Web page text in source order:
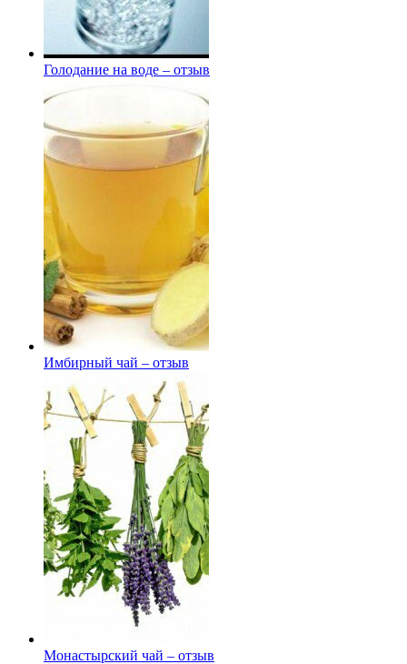
Голодание на воде – отзыв
Имбирный чай – отзыв
Монастырский чай – отзыв